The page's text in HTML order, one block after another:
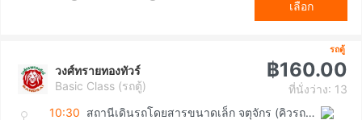
เลือก
รถตู้
วงศ์ทรายทองทัวร์
Basic Class (รถตู้)
฿160.00
ที่นั่งว่าง: 13
10:30
สถานีเดินรถโดยสารขนาดเล็ก จตุจักร (คิวรถตู้หมอชิต 2)